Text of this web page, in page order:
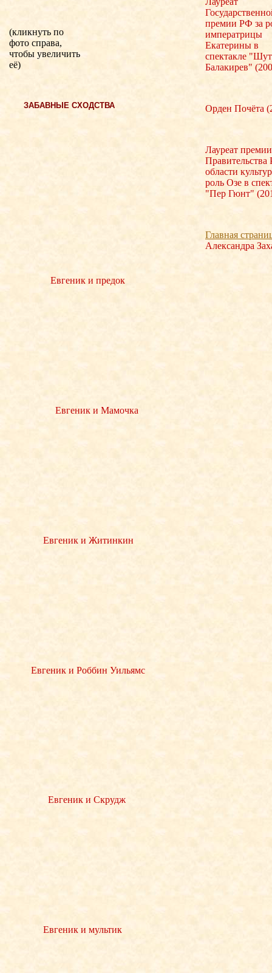
(кликнуть по
фото справа,
чтобы увеличить
её)
ЗАБАВНЫЕ СХОДСТВА
Евгеник и предок
Евгеник и Мамочка
Евгеник и Житинкин
Евгеник и Роббин Уильямс
Евгеник и Скрудж
Евгеник и мультик
премии РФ за
императрицы
Екатерины в
спектакле "Шут
Балакирев"
Орден Почёта
Лауреат премии
области
роль Озе в
"Пер Гюнт"
Главная
Александра